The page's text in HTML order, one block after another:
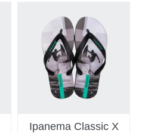
Ipanema Classic X